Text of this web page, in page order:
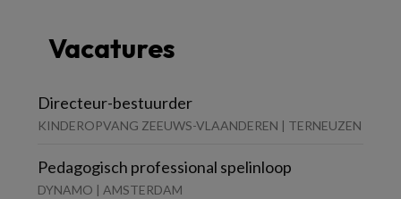
Vacatures
Directeur-bestuurder
KINDEROPVANG ZEEUWS-VLAANDEREN | TERNEUZEN
Pedagogisch professional spelinloop
DYNAMO | AMSTERDAM